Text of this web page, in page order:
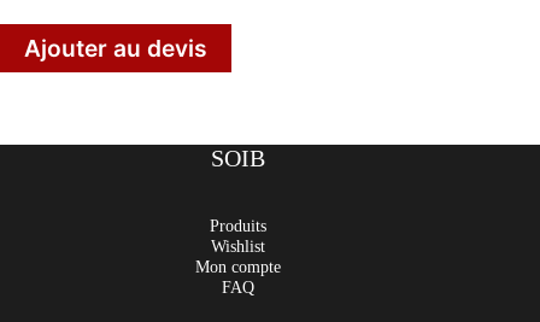
Ajouter au devis
SOIB
Produits
Wishlist
Mon compte
FAQ